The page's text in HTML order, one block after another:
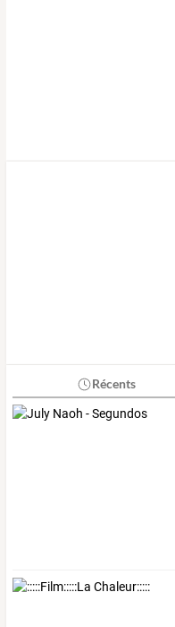
Récents